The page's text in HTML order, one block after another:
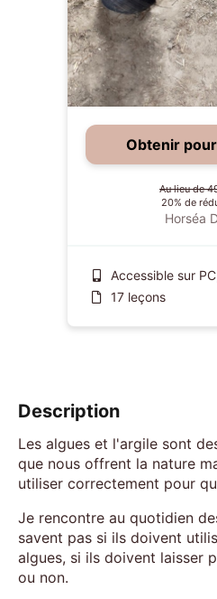
Obtenir
Au lieu de
20% de
Horséa
Accessible sur
17 leçons
Description
Les algues et l'argile sont
que nous offrent la nature
utiliser correctement pour
Je rencontre au quotidien
savent pas si ils doivent
algues, si ils doivent laisser
ou non.